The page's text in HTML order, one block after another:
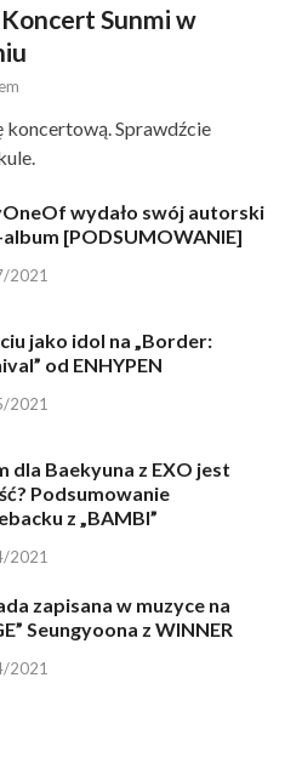
Sunmi w
koncertową. Sprawdźcie
wydało swój autorski
[PODSUMOWANIE]
2021
jako idol na „Border:
od ENHYPEN
2021
dla Baekyuna z EXO jest
Podsumowanie
z „BAMBI”
2021
zapisana w muzyce na
Seungyoona z WINNER
2021